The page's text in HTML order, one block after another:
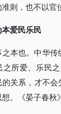
则，也不以官
本爱民乐民
之本也。中华
之所爱、乐民
的关系，才不
。《晏子春秋